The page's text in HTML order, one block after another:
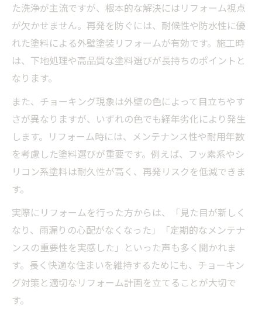
た洗浄が主流ですが、根本的な解決にはリフォーム視点
が欠かせません。再発を防ぐには、耐候性や防水性に優
れた塗料による外壁塗装リフォームが有効です。施工時
は、下地処理や高品質な塗料選びが長持ちのポイントと
なります。
また、チョーキング現象は外壁の色によって目立ちやす
さが異なりますが、いずれの色でも経年劣化により発生
します。リフォーム時には、メンテナンス性や耐用年数
を考慮した塗料選びが重要です。例えば、フッ素系やシ
リコン系塗料は耐久性が高く、再発リスクを低減できま
す。
実際にリフォームを行った方からは、「見た目が新しく
なり、雨漏りの心配がなくなった」「定期的なメンテナ
ンスの重要性を実感した」といった声も多く聞かれま
す。長く快適な住まいを維持するためにも、チョーキン
グ対策と適切なリフォーム計画を立てることが大切で
す。